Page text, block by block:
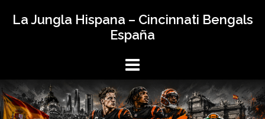
La Jungla Hispana – Cincinnati Bengals
España